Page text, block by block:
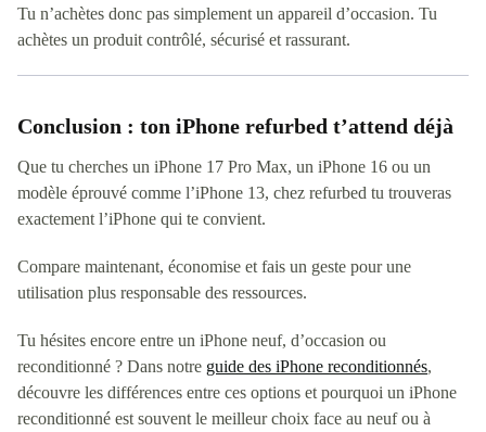
Tu n’achètes donc pas simplement un appareil d’occasion. Tu
achètes un produit contrôlé, sécurisé et rassurant.
Conclusion : ton iPhone refurbed t’attend déjà
Que tu cherches un iPhone 17 Pro Max, un iPhone 16 ou un
modèle éprouvé comme l’iPhone 13, chez refurbed tu trouveras
exactement l’iPhone qui te convient.
Compare maintenant, économise et fais un geste pour une
utilisation plus responsable des ressources.
Tu hésites encore entre un iPhone neuf, d’occasion ou
reconditionné ? Dans notre guide des iPhone reconditionnés,
découvre les différences entre ces options et pourquoi un iPhone
reconditionné est souvent le meilleur choix face au neuf ou à